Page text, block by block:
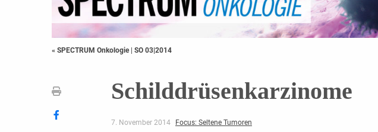
« SPECTRUM Onkologie | SO 03|2014
Schilddrüsenkarzinome
7. November 2014 Focus: Seltene Tumoren